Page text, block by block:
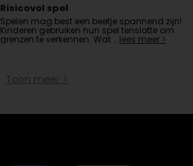
Risicovol spel
Spelen mag best een beetje spannend zijn!
Kinderen gebruiken hun spel tenslotte om
grenzen te verkennen. Wat … lees meer >
Toon meer >